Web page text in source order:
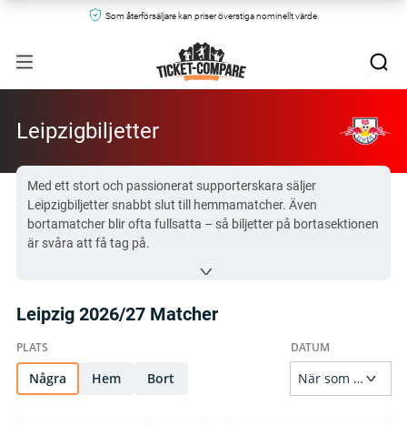
Som återförsäljare kan priser överstiga nominellt värde.
Leipzigbiljetter
Med ett stort och passionerat supporterskara säljer
Leipzigbiljetter snabbt slut till hemmamatcher. Även
bortamatcher blir ofta fullsatta – så biljetter på bortasektionen
är svåra att få tag på.
garanti.
Leipzig 2026/27 Matcher
Några Hem Bort